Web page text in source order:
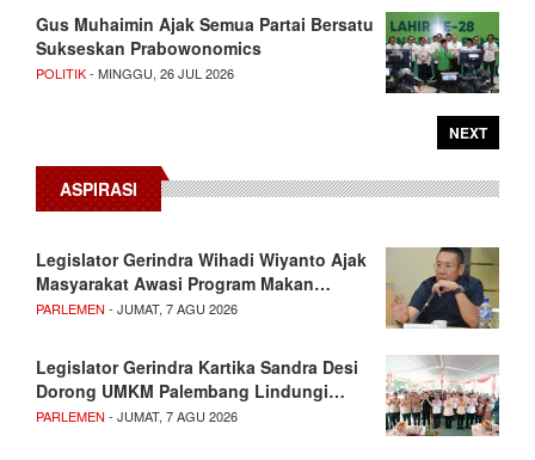
Gus Muhaimin Ajak Semua Partai Bersatu
Sukseskan Prabowonomics
POLITIK- MINGGU, 26 JUL 2026
NEXT
ASPIRASI
Legislator Gerindra Wihadi Wiyanto Ajak
Masyarakat Awasi Program Makan…
PARLEMEN - JUMAT, 7 AGU 2026
Legislator Gerindra Kartika Sandra Desi
Dorong UMKM Palembang Lindungi…
PARLEMEN - JUMAT, 7 AGU 2026